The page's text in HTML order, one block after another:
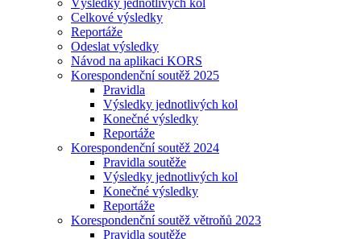
Výsledky jednotlivých kol
Celkové výsledky
Reportáže
Odeslat výsledky
Návod na aplikaci KORS
Korespondenční soutěž 2025
Pravidla
Výsledky jednotlivých kol
Konečné výsledky
Reportáže
Korespondenční soutěž 2024
Pravidla soutěže
Výsledky jednotlivých kol
Konečné výsledky
Reportáže
Korespondenční soutěž větroňů 2023
Pravidla soutěže